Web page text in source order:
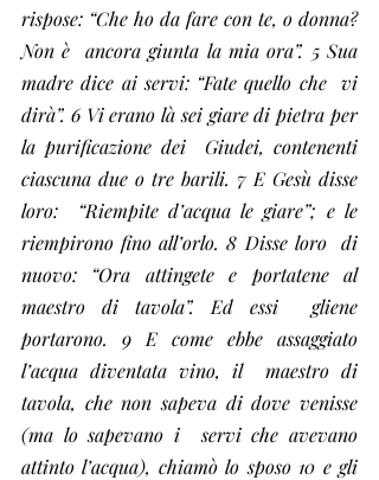
rispose: “Che ho da fare con te, o donna?
Non è  ancora giunta la mia ora”. 5 Sua
madre dice ai servi: “Fate quello che  vi
dirà”. 6 Vi erano là sei giare di pietra per
la purificazione dei  Giudei, contenenti
ciascuna due o tre barili. 7 E Gesù disse
loro:  “Riempite d’acqua le giare”; e le
riempirono fino all’orlo. 8 Disse loro  di
nuovo: “Ora attingete e portatene al
maestro di tavola”. Ed essi  gliene
portarono. 9 E come ebbe assaggiato
l’acqua diventata vino, il  maestro di
tavola, che non sapeva di dove venisse
(ma lo sapevano i  servi che avevano
attinto l’acqua), chiamò lo sposo 10 e gli